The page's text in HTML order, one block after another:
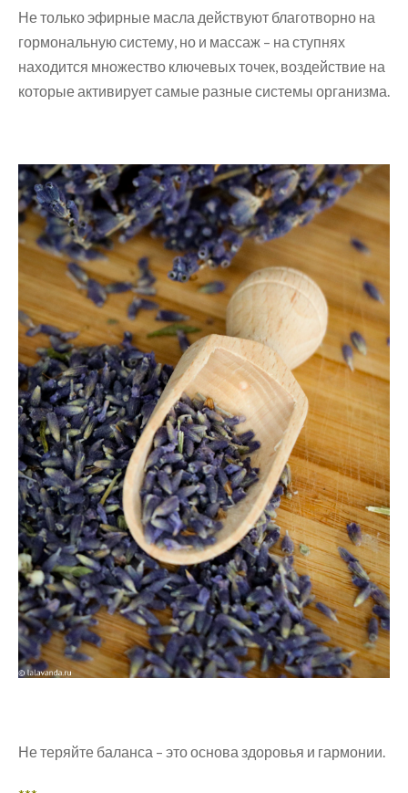
Не только эфирные масла действуют благотворно на
гормональную систему, но и массаж – на ступнях
находится множество ключевых точек, воздействие на
которые активирует самые разные системы организма.
Не теряйте баланса – это основа здоровья и гармонии.